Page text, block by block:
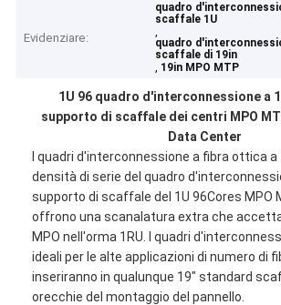
Evidenziare:
quadro
scaffale 1U
,
quadro
scaffale di 19in
, 19in MPO MTP
1U 96 quadro d'interconnessione a
supporto di scaffale dei centri MPO
Data Center
I quadri d'interconnessione a fibra ottica a
densità di serie del quadro
supporto di scaffale del 1U 96Cores MPO
offrono una scanalatura extra che
MPO nell'orma 1RU. I quadri
ideali per le alte applicazioni di numero di
inseriranno in qualunque 19" standard
orecchie del montaggio del pannello.